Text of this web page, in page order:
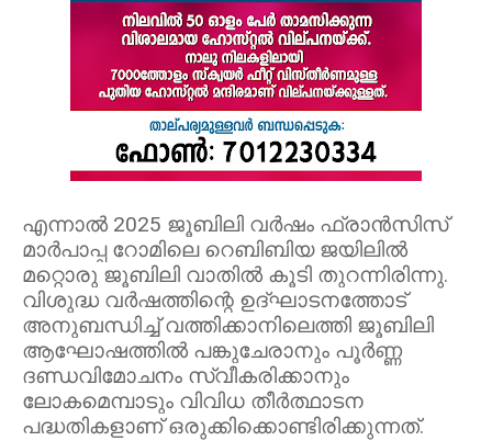
എന്നാൽ 2025 ജൂബിലി വർഷം ഫ്രാന്‍സിസ്
മാർപാപ്പ റോമിലെ റെബിബിയ ജയിലിൽ
മറ്റൊരു ജൂബിലി വാതില്‍ കൂടി തുറന്നിരിന്നു.
വിശുദ്ധ വർഷത്തിന്റെ ഉദ്ഘാടനത്തോട്
അനുബന്ധിച്ച് വത്തിക്കാനിലെത്തി ജൂബിലി
ആഘോഷത്തില്‍ പങ്കുചേരാനും പൂര്‍ണ്ണ
ദണ്ഡവിമോചനം സ്വീകരിക്കാനും
ലോകമെമ്പാടും വിവിധ തീര്‍ത്ഥാടന
പദ്ധതികളാണ് ഒരുക്കിക്കൊണ്ടിരിക്കുന്നത്.